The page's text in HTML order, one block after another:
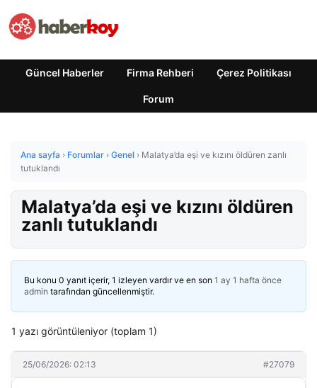
Güncel Haberler Firma Rehberi Çerez Politikası
Forum
Ana sayfa › Forumlar › Genel › Malatya’da eşi ve kızını öldüren zanlı
tutuklandı
Malatya’da eşi ve kızını öldüren
zanlı tutuklandı
Bu konu 0 yanıt içerir, 1 izleyen vardır ve en son 1 ay 1 hafta önce
admin tarafından güncellenmiştir.
1 yazı görüntüleniyor (toplam 1)
25/06/2026: 02:13 #27079